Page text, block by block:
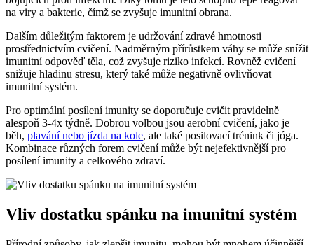
na viry a bakterie, čímž se zvyšuje imunitní obrana.
Dalším důležitým faktorem je udržování zdravé hmotnosti
prostřednictvím cvičení. Nadměrným přírůstkem váhy se může snížit
imunitní odpověď těla, což zvyšuje riziko infekcí. Rovněž cvičení
snižuje hladinu stresu, který také může negativně ovlivňovat
imunitní systém.
Pro optimální posílení imunity se doporučuje cvičit pravidelně
alespoň 3-4x týdně. Dobrou volbou jsou aerobní cvičení, jako je
běh, plavání nebo jízda na kole, ale také posilovací trénink či jóga.
Kombinace různých forem cvičení může být nejefektivnější pro
posílení imunity a celkového zdraví.
Vliv dostatku spánku na imunitní systém